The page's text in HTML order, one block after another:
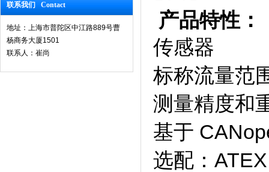
联系我们 Contact
地址：上海市普陀区中江路889号曹
杨商务大厦1501
联系人：崔尚
产品特性：
传感器
标称流量范
测量精度和
基于
选配：